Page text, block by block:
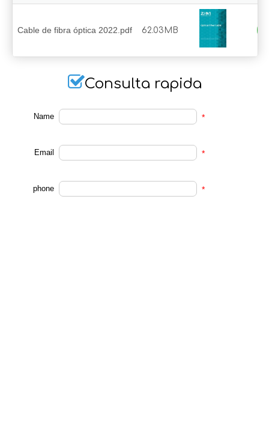
Cable de fibra óptica 2022.pdf 62.03MB
Consulta rapida
Name *
Email *
phone *